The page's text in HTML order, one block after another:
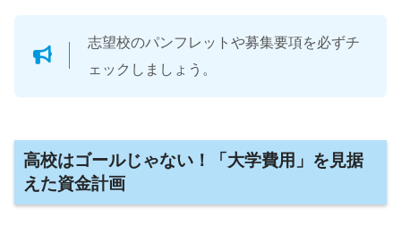
志望校のパンフレットや募集要項を必ずチ
ェックしましょう。
高校はゴールじゃない！「大学費用」を見据
えた資金計画